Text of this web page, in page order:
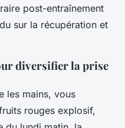
post-entraînement
sur la récupération et
diversifier la prise
les mains, vous
rouges explosif,